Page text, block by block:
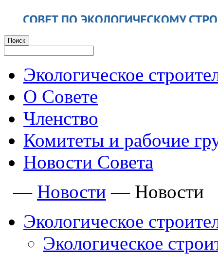
Экологическое
О Совете
Членство
Комитеты и рабочие
Новости Совета
— Новости — Новости
Экологическое
Экологическое